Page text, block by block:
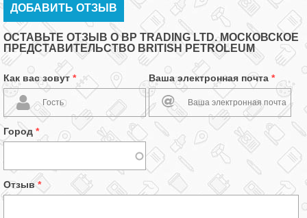
ДОБАВИТЬ ОТЗЫВ
ОСТАВЬТЕ ОТЗЫВ О BP TRADING LTD. МОСКОВСКОЕ
ПРЕДСТАВИТЕЛЬСТВО BRITISH PETROLEUM
Как вас зовут * Ваша электронная почта *
Город *
Отзыв*